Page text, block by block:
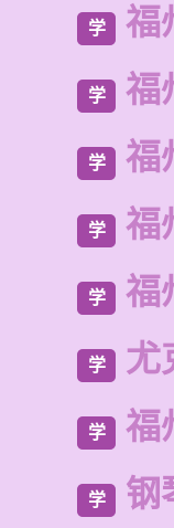
学 福
学 福
学 福
学 福
学 福
学 尤
学 福
学 钢